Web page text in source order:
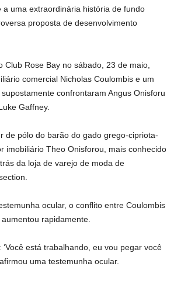
a uma extraordinária história de fundo
proposta de desenvolvimento
Club Rose Bay no sábado, 23 de maio,
comercial Nicholas Coulombis e um
confrontaram Angus Onisforu
Gaffney.
de pólo do barão do gado grego-cipriota-
imobiliário Theo Onisforou, mais conhecido
da loja de varejo de moda de
ocular, o conflito entre Coulombis
rapidamente.
‘Você está trabalhando, eu vou pegar você
uma testemunha ocular.